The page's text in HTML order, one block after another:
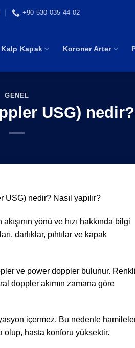
+90 530 035 44 02
Kalp Kapak Koroner Arter
GENEL
USG) nedir?
nedir? Nasıl yapılır?
yönü ve hızı hakkında bilgi
darlıklar, pıhtılar ve kapak
ve power doppler bulunur. Renkli
doppler akımın zamana göre
içermez. Bu nedenle
olup, hasta konforu yüksektir.